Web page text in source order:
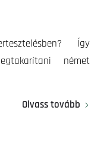
Így
német
Olvass tovább